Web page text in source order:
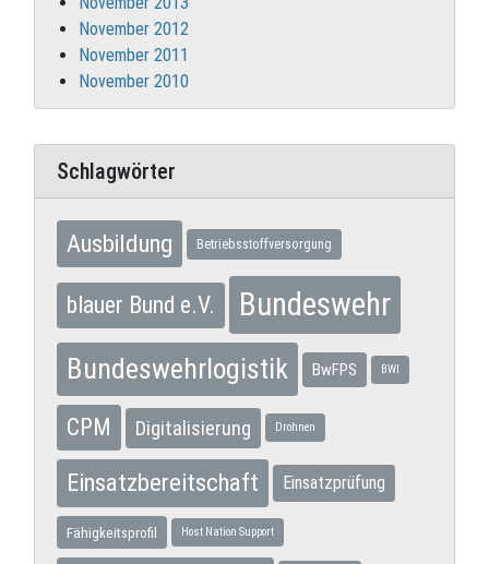
November 2012
November 2011
November 2010
Schlagwörter
Ausbildung Betriebsstoffversorgung
blauer Bund e.V. Bundeswehr
Bundeswehrlogistik BwFPS BWI
CPM Digitalisierung Drohnen
Einsatzbereitschaft Einsatzprüfung
Fähigkeitsprofil Host Nation Support